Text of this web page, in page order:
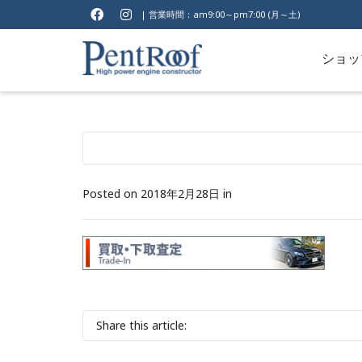
| 営業時間：am9:00～pm7:00 (月～土)
ショ
Posted on 2018年2月28日 in
Share this article: